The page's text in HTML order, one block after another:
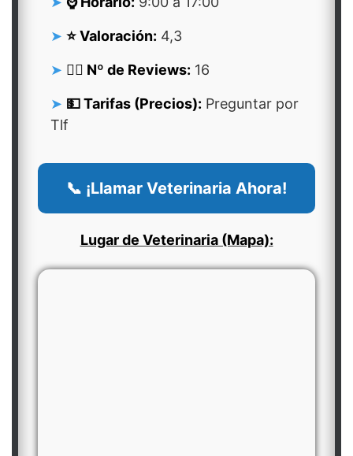
⭐ Valoración: 4,3
👍🏻 Nº de Reviews: 16
💵 Tarifas (Precios): Preguntar por
Tlf
📞 ¡Llamar Veterinaria Ahora!
Lugar de Veterinaria (Mapa):